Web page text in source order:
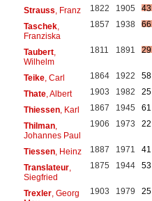
Strauss , Franz 1822 1905
43
Taschek,
Franziska
1857 1938 66
Taubert,
Wilhelm
1811 1891 29
Teike, Carl 1864 1922
58
Thate, Albert 1903 1982
25
Thiessen, Karl 1867 1945
61
Thilman,
Johannes Paul
1906 1973 22
Tiessen, Heinz 1887 1971
41
Translateur,
Siegfried
1875 1944 53
Trexler, Georg
1903 1979 25